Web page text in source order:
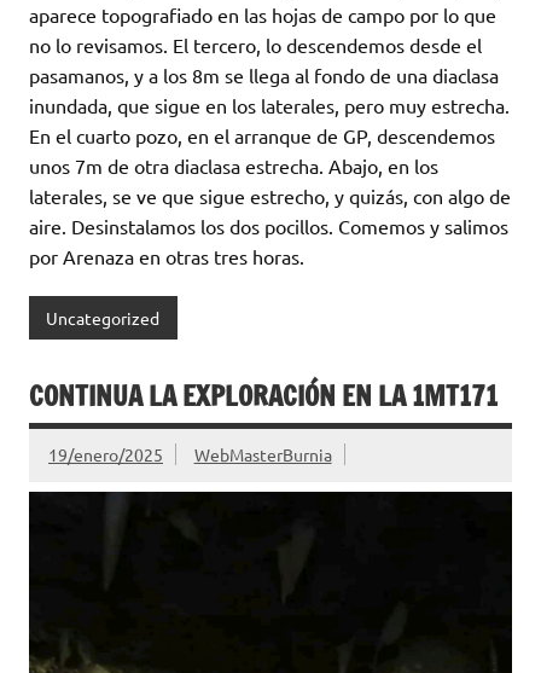
aparece topografiado en las hojas de campo por lo que
no lo revisamos. El tercero, lo descendemos desde el
pasamanos, y a los 8m se llega al fondo de una diaclasa
inundada, que sigue en los laterales, pero muy estrecha.
En el cuarto pozo, en el arranque de GP, descendemos
unos 7m de otra diaclasa estrecha. Abajo, en los
laterales, se ve que sigue estrecho, y quizás, con algo de
aire. Desinstalamos los dos pocillos. Comemos y salimos
por Arenaza en otras tres horas.
Uncategorized
CONTINUA LA EXPLORACIÓN EN LA 1MT171
19/enero/2025 WebMasterBurnia